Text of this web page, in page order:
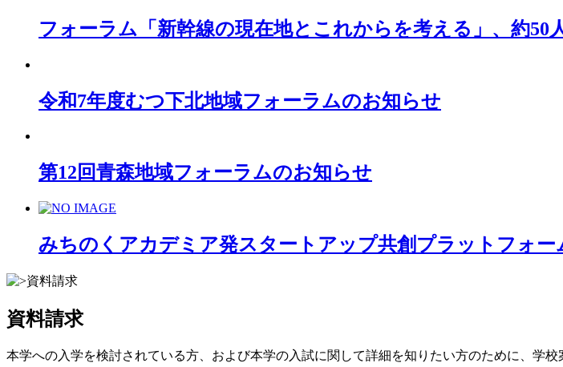
フォーラム「新幹線の現在地とこれからを考える」、約50
令和7年度むつ下北地域フォーラムのお知らせ
第12回青森地域フォーラムのお知らせ
みちのくアカデミア発スタートアップ共創プラットフォー
資料請求
本学への入学を検討されている方、および本学の入試に関して詳細を知りたい方のために、学校